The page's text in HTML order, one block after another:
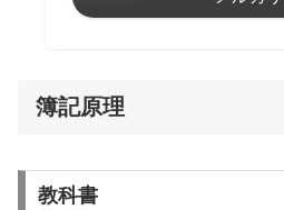
簿記原理
教科書